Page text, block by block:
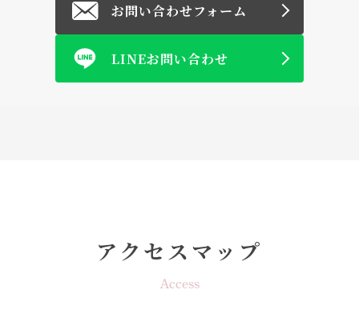
お問い合わせフォーム
LINEお問い合わせ
アクセスマップ
Access